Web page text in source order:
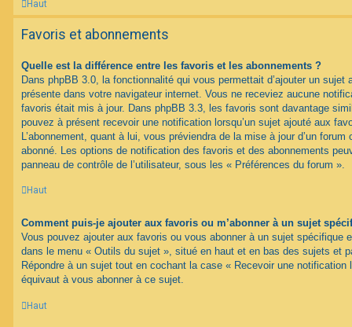
Haut
Favoris et abonnements
Quelle est la différence entre les favoris et les abonnements ?
Dans phpBB 3.0, la fonctionnalité qui vous permettait d’ajouter un
présente dans votre navigateur internet. Vous ne receviez aucune
favoris était mis à jour. Dans phpBB 3.3, les favoris sont davantage
pouvez à présent recevoir une notification lorsqu’un sujet ajouté aux
L’abonnement, quant à lui, vous préviendra de la mise à jour d’un forum
abonné. Les options de notification des favoris et des abonnements
panneau de contrôle de l’utilisateur, sous les « Préférences du forum ».
Haut
Comment puis-je ajouter aux favoris ou m’abonner à un sujet
Vous pouvez ajouter aux favoris ou vous abonner à un sujet spécifique
dans le menu « Outils du sujet », situé en haut et en bas des sujets et
Répondre à un sujet tout en cochant la case « Recevoir une notification
équivaut à vous abonner à ce sujet.
Haut